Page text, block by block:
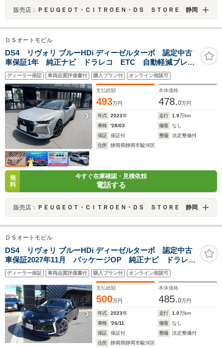
販売店： ＰＥＵＧＥＯＴ・ＣＩＴＲＯＥＮ・ＤＳ ＳＴＯＲＥ 静岡
ＤＳオートモビル
DS4 リヴォリ ブルーHDi ディーゼルターボ 認定中古
車保証1年 純正ナビ ドラレコ ETC 自動軽減ブレー
キ LEDヘッドライト バック&フロントカメラ 電動テ
ールゲート ACC
ディーラー保証 車両品質評価書付 購入プラン付 オンライン相談可
支払総額
493万円
本体価格
478.0万円
年式 2023年 走行 1.9万km
車検
'28/03 修復
なし
保証
保証付 整備
法定整備付
住所
静岡県静岡市駿河区
無
料
今すぐ在庫確認・見積依頼
電話する
販売店： ＰＥＵＧＥＯＴ・ＣＩＴＲＯＥＮ・ＤＳ ＳＴＯＲＥ 静岡
ＤＳオートモビル
DS4 リヴォリ ブルーHDi ディーゼルターボ 認定中古
車保証2027年11月 パッケージOP 純正ナビ ドラレ
コ レーダー ETC 自動軽減ブレーキ LEDヘッドラ
イト バックカメラ カープレイ&アンドロイドオート
ACC
ディーラー保証 車両品質評価書付 購入プラン付 オンライン相談可
支払総額
500万円
本体価格
485.0万円
年式 2023年 走行 1.0万km
車検
'26/11 修復
なし
保証
保証付 整備
法定整備付
住所
静岡県静岡市駿河区